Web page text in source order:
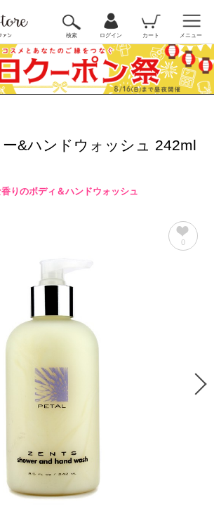
検索 ログイン カート メニュー
&ハンドウォッシュ 242ml
りのボディ＆ハンドウォッシュ
0